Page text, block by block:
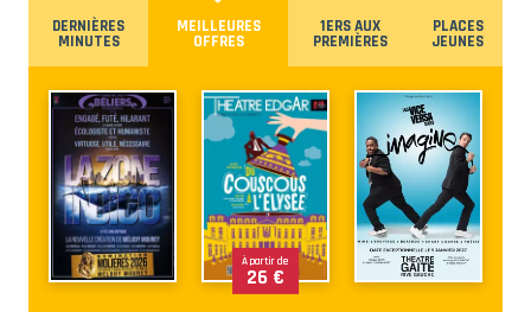
DERNIÈRES
MINUTES
MEILLEURES
OFFRES
1ERS AUX
PREMIÈRES
PLACES
JEUNES
À partir de
26 €